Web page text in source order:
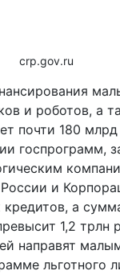
crp.gov.ru
и роботов, а
почти 180
госпрограмм,
и
а
1,2 трлн
направят
льготного